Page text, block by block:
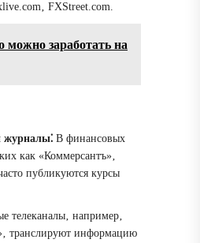
FXStreet.com.
можно заработать на
журналы⁚ В финансовых
как «Коммерсантъ»‚
публикуются курсы
телеканалы‚ например‚
транслируют информацию